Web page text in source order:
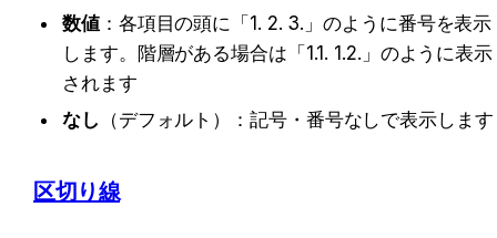
数値：各項目の頭に「1. 2. 3.」のように番号を表示
します。階層がある場合は「1.1. 1.2.」のように表示
されます
なし （デフォルト）：記号・番号なしで表示します
区切り線